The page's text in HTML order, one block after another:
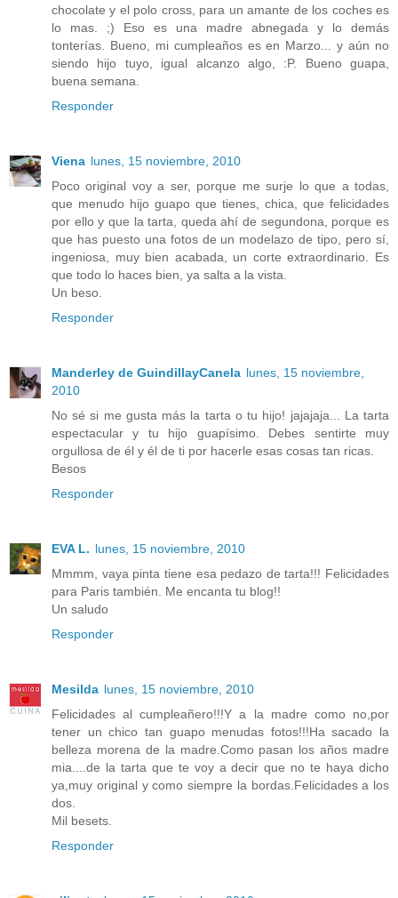
chocolate y el polo cross, para un amante de los coches es
lo mas. ;) Eso es una madre abnegada y lo demás
tonterías. Bueno, mi cumpleaños es en Marzo... y aún no
siendo hijo tuyo, igual alcanzo algo, :P. Bueno guapa,
buena semana.
Responder
Viena lunes, 15 noviembre, 2010
Poco original voy a ser, porque me surje lo que a todas,
que menudo hijo guapo que tienes, chica, que felicidades
por ello y que la tarta, queda ahí de segundona, porque es
que has puesto una fotos de un modelazo de tipo, pero sí,
ingeniosa, muy bien acabada, un corte extraordinario. Es
que todo lo haces bien, ya salta a la vista.
Un beso.
Responder
Manderley de GuindillayCanela lunes, 15 noviembre,
2010
No sé si me gusta más la tarta o tu hijo! jajajaja... La tarta
espectacular y tu hijo guapísimo. Debes sentirte muy
orgullosa de él y él de ti por hacerle esas cosas tan ricas.
Besos
Responder
EVA L. lunes, 15 noviembre, 2010
Mmmm, vaya pinta tiene esa pedazo de tarta!!! Felicidades
para Paris también. Me encanta tu blog!!
Un saludo
Responder
Mesilda lunes, 15 noviembre, 2010
Felicidades al cumpleañero!!!Y a la madre como no,por
tener un chico tan guapo menudas fotos!!!Ha sacado la
belleza morena de la madre.Como pasan los años madre
mia....de la tarta que te voy a decir que no te haya dicho
ya,muy original y como siempre la bordas.Felicidades a los
dos.
Mil besets.
Responder